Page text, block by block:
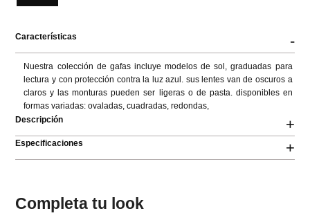
Características -
Nuestra colección de gafas incluye modelos de sol, graduadas para
lectura y con protección contra la luz azul. sus lentes van de oscuros a
claros y las monturas pueden ser ligeras o de pasta. disponibles en
formas variadas: ovaladas, cuadradas, redondas,
Descripción
+
Especificaciones +
Completa tu look